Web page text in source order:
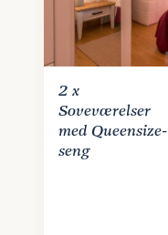
2 x
Soveværelser
med Queensize-
seng